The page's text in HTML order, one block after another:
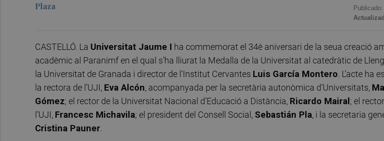
Plaza
CASTELLÓ. La Universitat Jaume I ha commemorat el 34è aniversari de la seua creació
acadèmic al Paranimf en el qual s’ha lliurat la Medalla de la Universitat al catedràtic de
la Universitat de Granada i director de l'Institut Cervantes Luis García Montero. L’acte ha
la rectora de l’UJI, Eva Alcón, acompanyada per la secretària autonòmica d’Universitats,
Gómez; el rector de la Universitat Nacional d’Educació a Distància, Ricardo Mairal; el
l’UJI, Francesc Michavila; el president del Consell Social, Sebastián Pla, i la secretaria
Cristina Pauner.